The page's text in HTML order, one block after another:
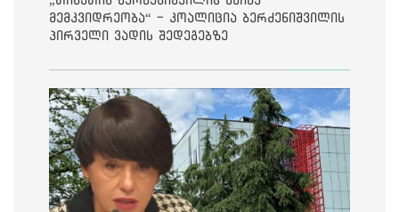
მემკვიდრეობა“ - კოალიცია ბერძენიშვილის
პირველი ვადის შედეგებზე